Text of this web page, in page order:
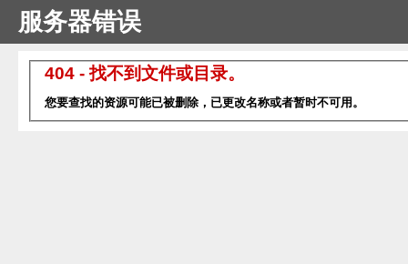
服务器错误
404 - 找不到文件或目录。
您要查找的资源可能已被删除，已更改名称或者暂时不可用。